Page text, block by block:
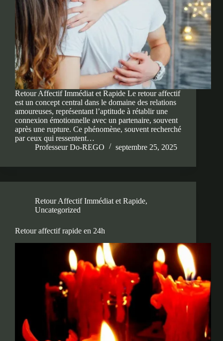
Retour Affectif Immédiat et Rapide Le retour affectif
est un concept central dans le domaine des relations
amoureuses, représentant l’aptitude à rétablir une
connexion émotionnelle avec un partenaire, souvent
après une rupture. Ce phénomène, souvent recherché
par ceux qui ressentent…
Professeur Do-REGO
septembre 25, 2025
Retour Affectif Immédiat et Rapide,
Uncategorized
Retour affectif rapide en 24h